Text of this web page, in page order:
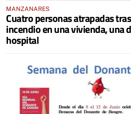
MANZANARES
Cuatro personas atrapadas
incendio en una vivienda, una
hospital